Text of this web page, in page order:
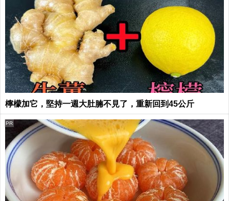
檸檬加它，堅持一週大肚腩不見了，重新回到45公斤
PR